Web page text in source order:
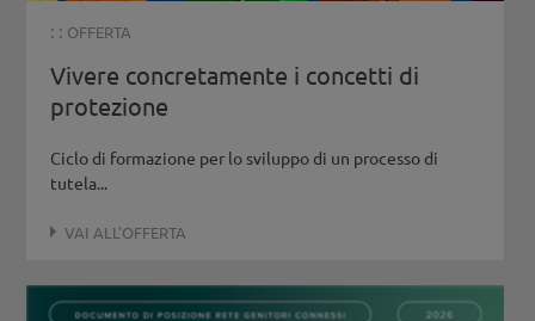
: : OFFERTA
Vivere concretamente i concetti di
protezione
Ciclo di formazione per lo sviluppo di un processo di
tutela...
VAI ALL'OFFERTA